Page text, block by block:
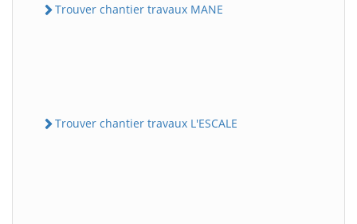
Trouver chantier travaux MANE
Trouver chantier travaux L'ESCALE